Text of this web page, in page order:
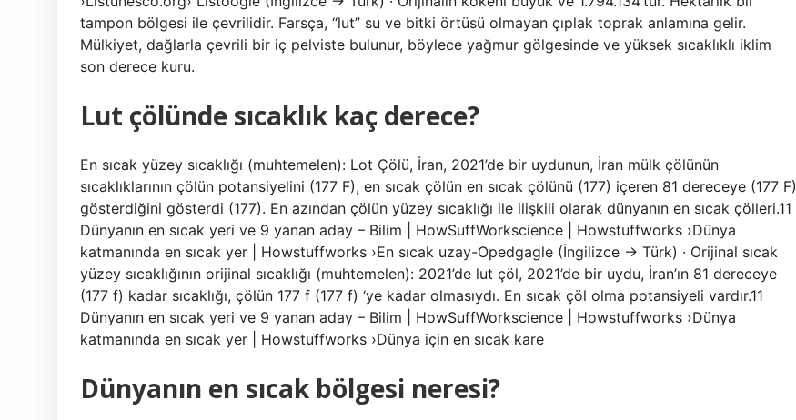
tampon bölgesi ile çevrilidir. Farsça, “lut” su ve bitki örtüsü olmayan çıplak toprak anlamına gelir.
Mülkiyet, dağlarla çevrili bir iç pelviste bulunur, böylece yağmur gölgesinde ve yüksek sıcaklıklı iklim
son derece kuru.
Lut çölünde sıcaklık kaç derece?
En sıcak yüzey sıcaklığı (muhtemelen): Lot Çölü, İran, 2021’de bir uydunun, İran mülk çölünün
sıcaklıklarının çölün potansiyelini (177 F), en sıcak çölün en sıcak çölünü (177) içeren 81 dereceye (177 F)
gösterdiğini gösterdi (177). En azından çölün yüzey sıcaklığı ile ilişkili olarak dünyanın en sıcak çölleri.11
Dünyanın en sıcak yeri ve 9 yanan aday – Bilim | HowSuffWorkscience | Howstuffworks ›Dünya
katmanında en sıcak yer | Howstuffworks ›En sıcak uzay-Opedgagle (İngilizce → Türk) · Orijinal sıcak
yüzey sıcaklığının orijinal sıcaklığı (muhtemelen): 2021’de lut çöl, 2021’de bir uydu, İran’ın 81 dereceye
(177 f) kadar sıcaklığı, çölün 177 f (177 f) ‘ye kadar olmasıydı. En sıcak çöl olma potansiyeli vardır.11
Dünyanın en sıcak yeri ve 9 yanan aday – Bilim | HowSuffWorkscience | Howstuffworks ›Dünya
katmanında en sıcak yer | Howstuffworks ›Dünya için en sıcak kare
Dünyanın en sıcak bölgesi neresi?